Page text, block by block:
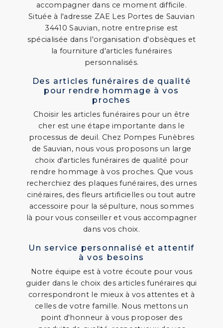
accompagner dans ce moment difficile.
Située à l'adresse ZAE Les Portes de Sauvian
34410 Sauvian, notre entreprise est
spécialisée dans l'organisation d'obsèques et
la fourniture d'articles funéraires
personnalisés.
Des articles funéraires de qualité
pour rendre hommage à vos
proches
Choisir les articles funéraires pour un être
cher est une étape importante dans le
processus de deuil. Chez Pompes Funèbres
de Sauvian, nous vous proposons un large
choix d'articles funéraires de qualité pour
rendre hommage à vos proches. Que vous
recherchiez des plaques funéraires, des urnes
cinéraires, des fleurs artificielles ou tout autre
accessoire pour la sépulture, nous sommes
là pour vous conseiller et vous accompagner
dans vos choix.
Un service personnalisé et attentif
à vos besoins
Notre équipe est à votre écoute pour vous
guider dans le choix des articles funéraires qui
correspondront le mieux à vos attentes et à
celles de votre famille. Nous mettons un
point d'honneur à vous proposer des